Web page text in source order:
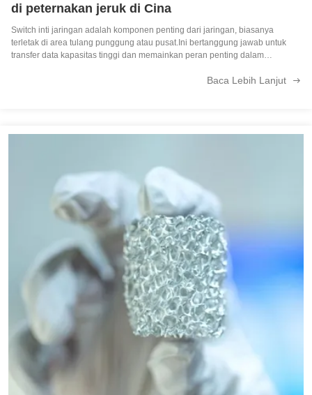
di peternakan jeruk di Cina
Switch inti jaringan adalah komponen penting dari jaringan, biasanya
terletak di area tulang punggung atau pusat.Ini bertanggung jawab untuk
transfer data kapasitas tinggi dan memainkan peran penting dalam
Baca Lebih Lanjut